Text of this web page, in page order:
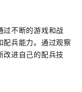
过不断的游戏和战
配兵能力。通过观察
改进自己的配兵技